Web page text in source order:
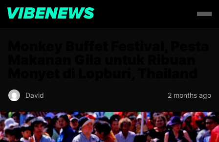
David 2 months ago